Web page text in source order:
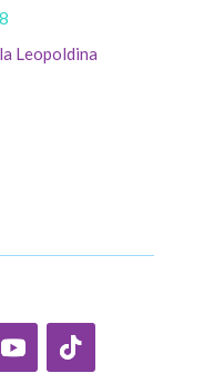
Leopoldina